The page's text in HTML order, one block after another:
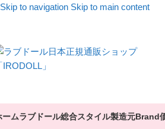
Skip to navigation Skip to main content
ームラブドール総合スタイル製造元Brand